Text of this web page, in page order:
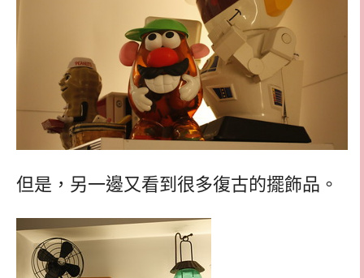
但是，另一邊又看到很多復古的擺飾品。